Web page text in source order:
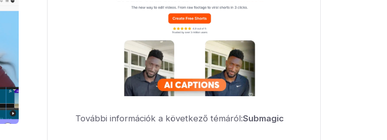
További információk a következő témáról:Submagic